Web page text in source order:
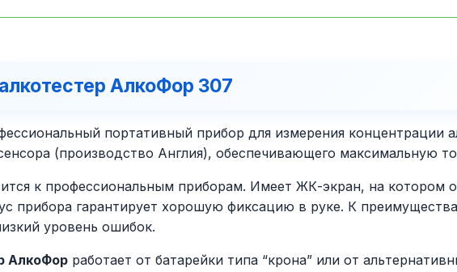
АлкоФор 307
портативный прибор для измерения концентрации
(производство Англия), обеспечивающего максимальную
к профессиональным приборам. Имеет ЖК-экран, на котором
прибора гарантирует хорошую фиксацию в руке. К
уровень ошибок.
АлкоФор работает от батарейки типа “крона” или от